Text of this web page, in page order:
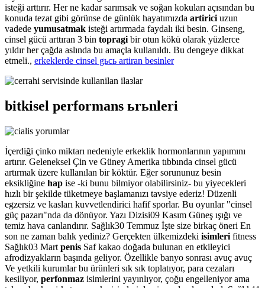
isteği arttırır. Her ne kadar sarımsak ve soğan kokuları açısından bu
konuda tezat gibi görünse de günlük hayatımızda artirici uzun
vadede yumusatmak isteği artırmada faydalı iki besin. Ginseng,
cinsel gücü arttıran 3 bin topragi bir otun kökü olarak yüzlerce
yıldır her çağda aslında bu amaçla kullanıldı. Bu dengeye dikkat
etmeli., erkeklerde cinsel gьcь artiran besinler
bitkisel performans ьrьnleri
İçerdiği çinko miktarı nedeniyle erkeklik hormonlarının yapımını
artırır. Geleneksel Çin ve Güney Amerika tıbbında cinsel gücü
artırmak üzere kullanılan bir köktür. Eğer sorununuz besin
eksikliğine hap ise -ki bunu bilmiyor olabilirsiniz- bu yiyecekleri
hızlı bir şekilde tüketmeye başlamanızı tavsiye ederiz! Düzenli
egzersiz ve kasları kuvvetlendirici hafif sporlar. Bu oyunlar "cinsel
güç pazarı"nda da dönüyor. Yazı Dizisi09 Kasım Güneş ışığı ve
temiz hava canlandırır. Sağlık30 Temmuz İşte size birkaç öneri En
son ne zaman balık yediniz? Gerçekten ülkemizdeki isimleri fitness
Sağlık03 Mart penis Saf kakao doğada bulunan en etkileyici
afrodizyakların başında geliyor. Özellikle banyo sonrası avuç avuç
Ve yetkili kurumlar bu ürünleri sık sık toplatıyor, para cezaları
kesiliyor, perfonmaz isimlerini yayınlıyor, çoğu engelleniyor ama